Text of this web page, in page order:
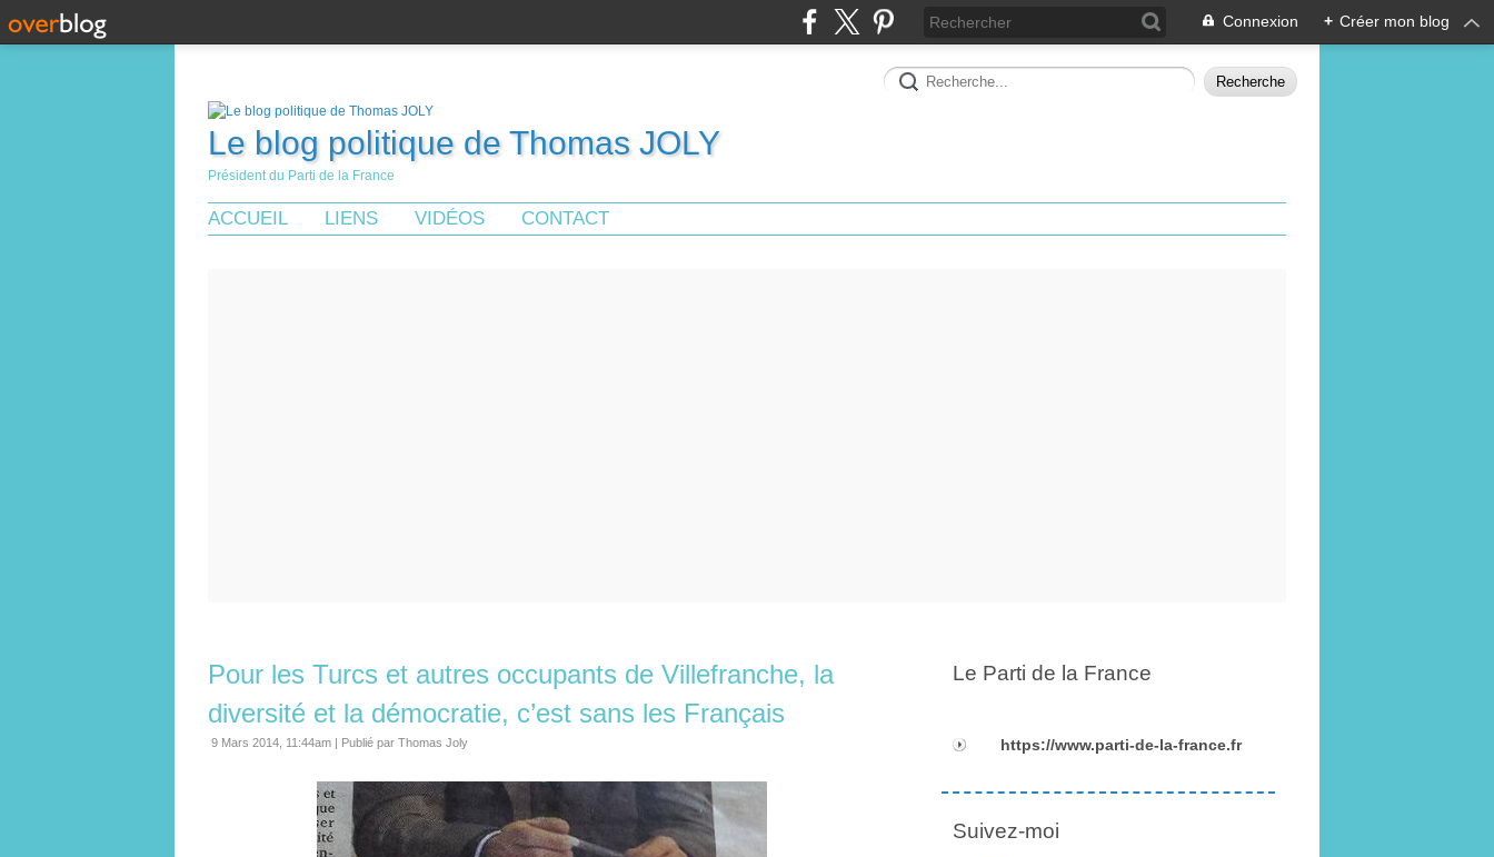
Connexion + Créer mon blog
Le blog politique de Thomas JOLY
Président du Parti de la France
ACCUEIL LIENS VIDÉOS CONTACT
Pour les Turcs et autres occupants de Villefranche, la
diversité et la démocratie, c’est sans les Français
9 Mars 2014, 11:44am | Publié par Thomas Joly
Le Parti de la France
https://www.parti-de-la-france.fr
Suivez-moi